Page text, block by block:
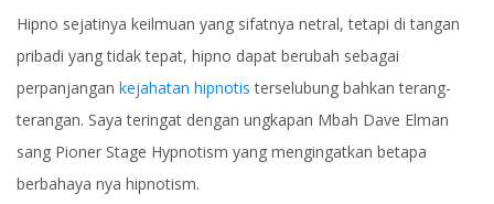
Hipno sejatinya keilmuan yang sifatnya netral, tetapi di tangan
pribadi yang tidak tepat, hipno dapat berubah sebagai
perpanjangan kejahatan hipnotisterselubung bahkan terang-
terangan. Saya teringat dengan ungkapan Mbah Dave Elman
sang Pioner Stage Hypnotism yang mengingatkan betapa
berbahaya nya hipnotism.